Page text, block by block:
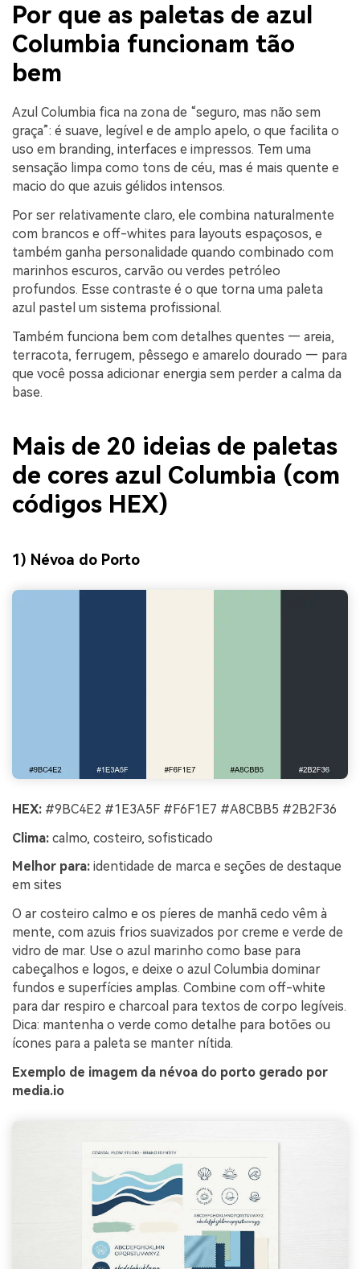
Por que as paletas de azul
Columbia funcionam tão
bem
Azul Columbia fica na zona de “seguro, mas não sem
graça”: é suave, legível e de amplo apelo, o que facilita o
uso em branding, interfaces e impressos. Tem uma
sensação limpa como tons de céu, mas é mais quente e
macio do que azuis gélidos intensos.
Por ser relativamente claro, ele combina naturalmente
com brancos e off-whites para layouts espaçosos, e
também ganha personalidade quando combinado com
marinhos escuros, carvão ou verdes petróleo
profundos. Esse contraste é o que torna uma paleta
azul pastel um sistema profissional.
Também funciona bem com detalhes quentes — areia,
terracota, ferrugem, pêssego e amarelo dourado — para
que você possa adicionar energia sem perder a calma da
base.
Mais de 20 ideias de paletas
de cores azul Columbia (com
códigos HEX)
1) Névoa do Porto
HEX: #9BC4E2 #1E3A5F #F6F1E7 #A8CBB5 #2B2F36
Clima: calmo, costeiro, sofisticado
Melhor para: identidade de marca e seções de destaque
em sites
O ar costeiro calmo e os píeres de manhã cedo vêm à
mente, com azuis frios suavizados por creme e verde de
vidro de mar. Use o azul marinho como base para
cabeçalhos e logos, e deixe o azul Columbia dominar
fundos e superfícies amplas. Combine com off-white
para dar respiro e charcoal para textos de corpo legíveis.
Dica: mantenha o verde como detalhe para botões ou
ícones para a paleta se manter nítida.
Exemplo de imagem da névoa do porto gerado por
media.io